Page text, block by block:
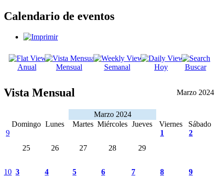
Calendario de eventos
Anual Mensual Semanal Hoy Buscar
Vista Mensual Marzo 2024
Marzo 2024
Domingo Lunes Martes Miércoles Jueves Viernes
Sábado
9
25
26 27 28 29
1 2
10 3 4 5 6 7 8 9